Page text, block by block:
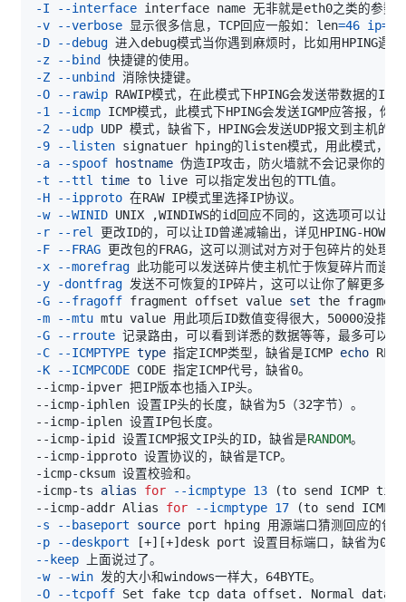
-I
--interface
-v
--verbose 显示很多信息，TCP回应一般如：len=46 ip=
-D
--debug 进入debug模式当你遇到麻烦时，比如用HPING遇
-z
--bind
-Z
--unbind
-O
--rawip
-1
--icmp
-2
--udp UDP 模式，缺省下，HPING会发送UDP报文到主机
-9
--listen
-a
--spoof
hostname
-t
--ttl time
-H
--ipproto
-w
--WINID
-r
--rel
-F
--FRAG
-x
--morefrag
-y
-dontfrag 发送不可恢复的IP碎片，这可以让你了解更多的
-G
--fragoff fragment offset value set
-m
--mtu
-G
--rroute
-C
--ICMPTYPE type 指定ICMP类型，缺省是ICMP echo
-K
--ICMPCODE
--icmp-ipid 设置ICMP报文IP头的ID，缺省是RANDOM
-icmp-ts alias for --icmptype 13 (to send ICMP
--icmp-addr Alias for --icmptype 17 (to send ICMP
-s
--baseport
source
-p
--deskport [+] [+]
--keep
-w
--win
-O
--tcpoff Set fake tcp data offset. Normal